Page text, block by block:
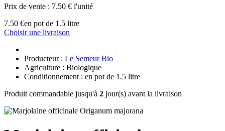
Prix de vente : 7.50 € l'unité
7.50 €en pot de 1.5 litre
Choisir une livraison
Producteur : Le Semeur Bio
Agriculture : Biologique
Conditionnement : en pot de 1.5 litre
Produit commandable jusqu'à 2 jour(s) avant la livraison